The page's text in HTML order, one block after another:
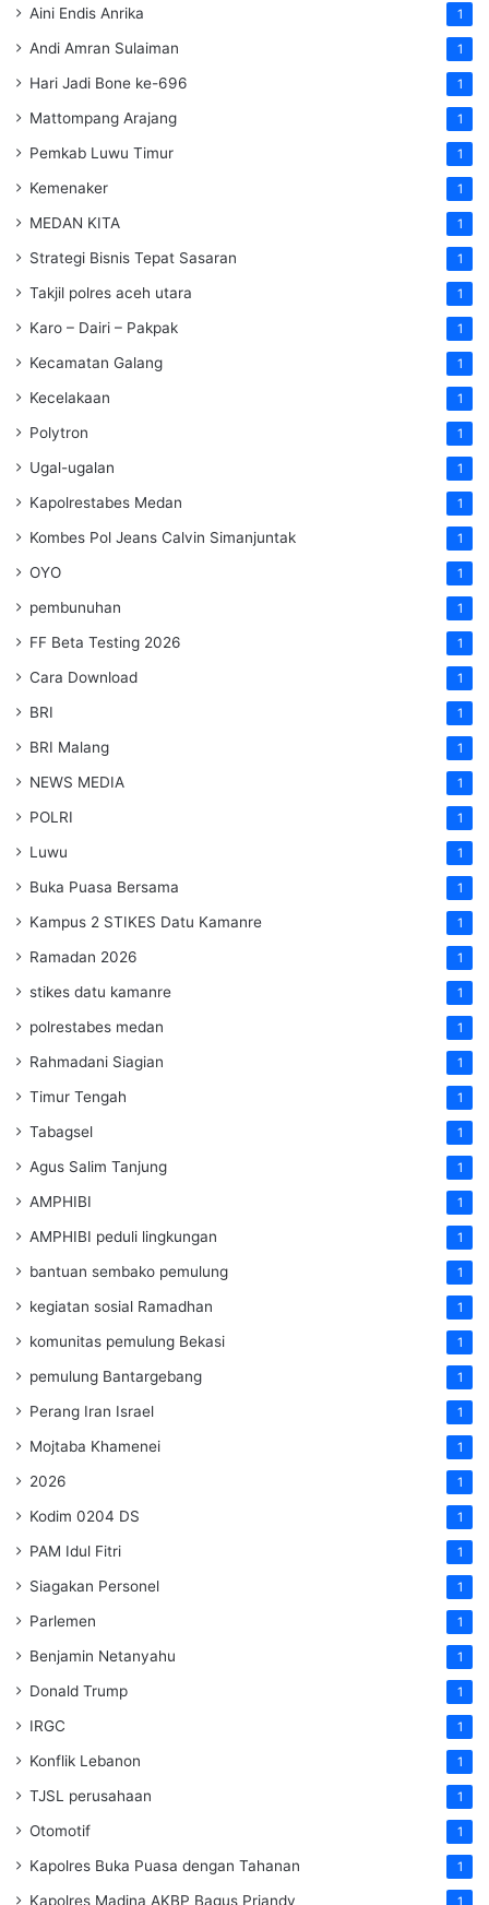
Aini Endis Anrika 1
Andi Amran Sulaiman 1
Hari Jadi Bone ke-696 1
Mattompang Arajang 1
Pemkab Luwu Timur 1
Kemenaker 1
MEDAN KITA 1
Strategi Bisnis Tepat Sasaran 1
Takjil polres aceh utara 1
Karo – Dairi – Pakpak 1
Kecamatan Galang 1
Kecelakaan 1
Polytron 1
Ugal-ugalan 1
Kapolrestabes Medan 1
Kombes Pol Jeans Calvin Simanjuntak 1
OYO 1
pembunuhan 1
FF Beta Testing 2026 1
Cara Download 1
BRI 1
BRI Malang 1
NEWS MEDIA 1
POLRI 1
Luwu 1
Buka Puasa Bersama 1
Kampus 2 STIKES Datu Kamanre 1
Ramadan 2026 1
stikes datu kamanre 1
polrestabes medan 1
Rahmadani Siagian 1
Timur Tengah 1
Tabagsel 1
Agus Salim Tanjung 1
AMPHIBI 1
AMPHIBI peduli lingkungan 1
bantuan sembako pemulung 1
kegiatan sosial Ramadhan 1
komunitas pemulung Bekasi 1
pemulung Bantargebang 1
Perang Iran Israel 1
Mojtaba Khamenei 1
2026 1
Kodim 0204 DS 1
PAM Idul Fitri 1
Siagakan Personel 1
Parlemen 1
Benjamin Netanyahu 1
Donald Trump 1
IRGC 1
Konflik Lebanon 1
TJSL perusahaan 1
Otomotif 1
Kapolres Buka Puasa dengan Tahanan 1
Kapolres Madina AKBP Bagus Priandy 1